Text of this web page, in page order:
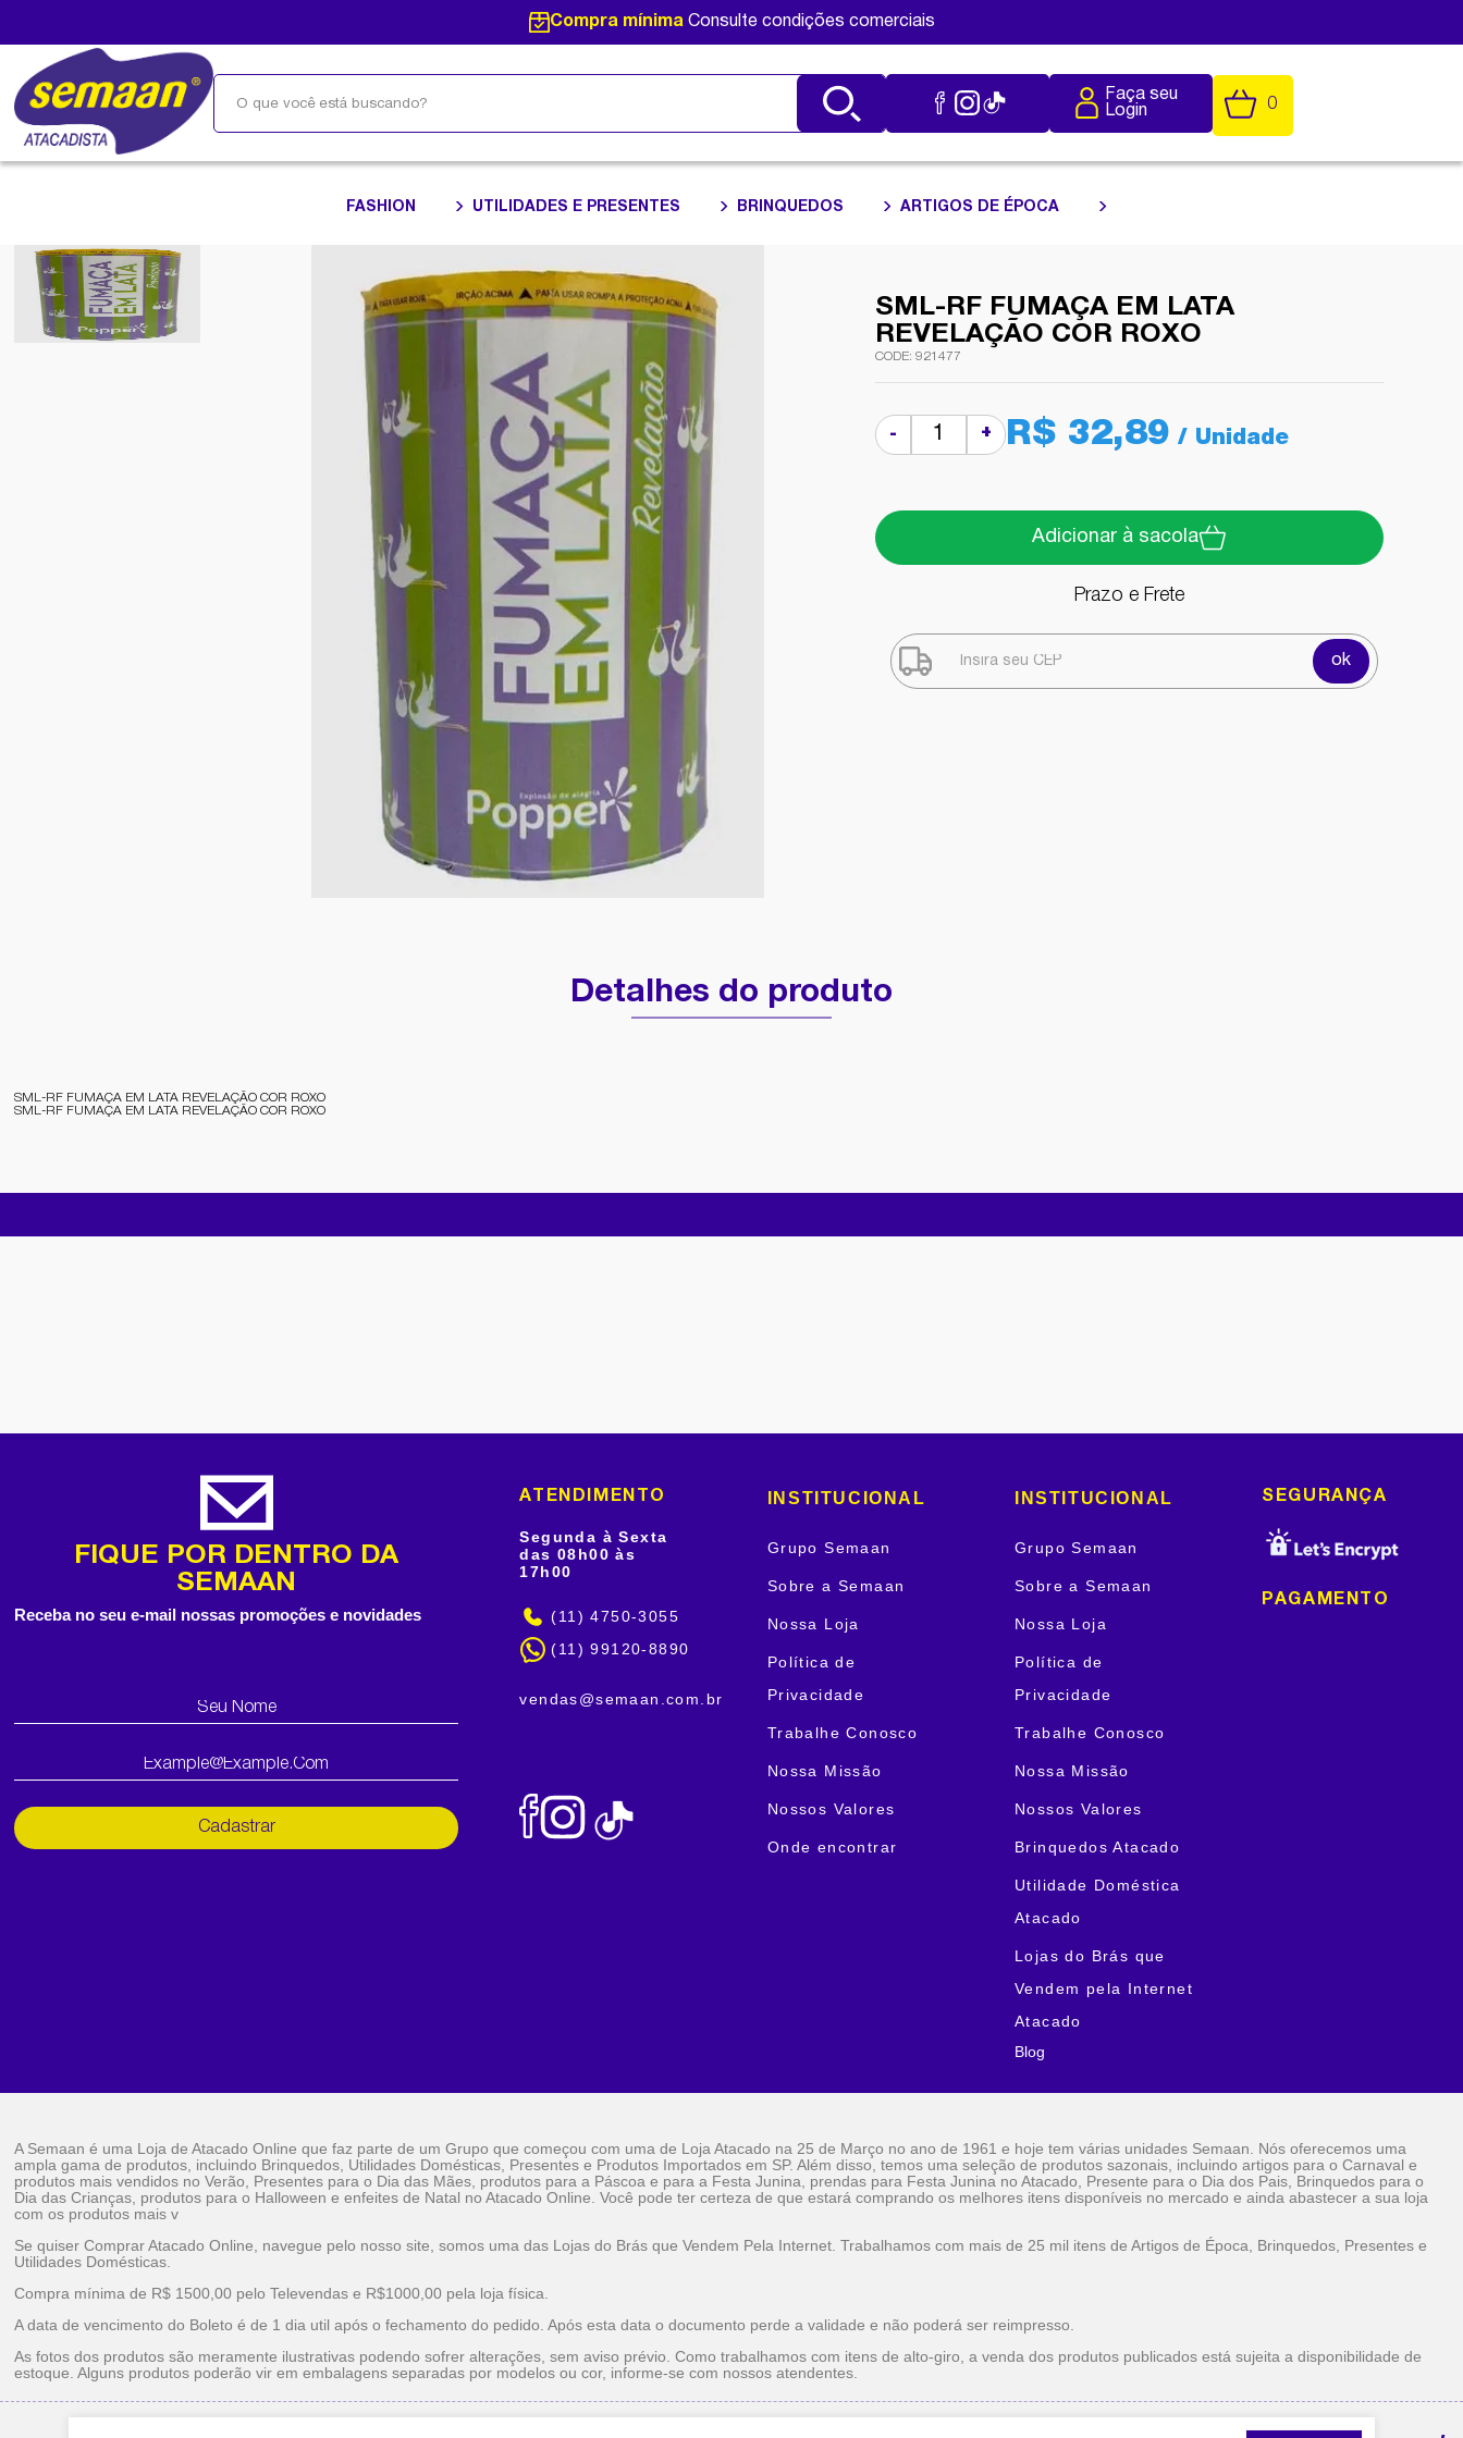
Compra mínimaConsulte condições comerciais
Faça seu
Login
0
FASHION UTILIDADES E PRESENTES BRINQUEDOS ARTIGOS DE ÉPOCA
SML-RF FUMAÇA EM LATA
REVELAÇÃO COR ROXO
921477
- + R$ 32,89
Adicionar à sacola
Prazo e Frete
ok
Detalhes do produto
SML-RF FUMAÇA EM LATA REVELAÇÃO COR ROXO
SML-RF FUMAÇA EM LATA REVELAÇÃO COR ROXO
FIQUE POR DENTRO DA
SEMAAN
Receba no seu e-mail nossas promoções e novidades
Cadastrar
ATENDIMENTO
Segunda à Sexta
das 08h00 às
17h00
(11) 4750-3055
(11) 99120-8890
vendas@semaan.com.br
INSTITUCIONAL
Grupo Semaan
Sobre a Semaan
Nossa Loja
Política de
Privacidade
Trabalhe Conosco
Nossa Missão
Nossos Valores
Onde encontrar
INSTITUCIONAL
Grupo Semaan
Sobre a Semaan
Nossa Loja
Política de
Privacidade
Trabalhe Conosco
Nossa Missão
Nossos Valores
Brinquedos Atacado
Utilidade Doméstica
Atacado
Lojas do Brás que
Vendem pela Internet
Atacado
Blog
SEGURANÇA
PAGAMENTO
A Semaan é uma Loja de Atacado Online que faz parte de um Grupo que começou com uma de Loja Atacado na 25 de Março no ano de 1961 e hoje tem várias unidades Semaan. Nós oferecemos uma
ampla gama de produtos, incluindo Brinquedos, Utilidades Domésticas, Presentes e Produtos Importados em SP. Além disso, temos uma seleção de produtos sazonais, incluindo artigos para o Carnaval e
produtos mais vendidos no Verão, Presentes para o Dia das Mães, produtos para a Páscoa e para a Festa Junina, prendas para Festa Junina no Atacado, Presente para o Dia dos Pais, Brinquedos para o
Dia das Crianças, produtos para o Halloween e enfeites de Natal no Atacado Online. Você pode ter certeza de que estará comprando os melhores itens disponíveis no mercado e ainda abastecer a sua loja
com os produtos mais v
Se quiser Comprar Atacado Online, navegue pelo nosso site, somos uma das Lojas do Brás que Vendem Pela Internet. Trabalhamos com mais de 25 mil itens de Artigos de Época, Brinquedos, Presentes e
Utilidades Domésticas.
Compra mínima de R$ 1500,00 pelo Televendas e R$1000,00 pela loja física.
A data de vencimento do Boleto é de 1 dia util após o fechamento do pedido. Após esta data o documento perde a validade e não poderá ser reimpresso.
As fotos dos produtos são meramente ilustrativas podendo sofrer alterações, sem aviso prévio. Como trabalhamos com itens de alto-giro, a venda dos produtos publicados está sujeita a disponibilidade de
estoque. Alguns produtos poderão vir em embalagens separadas por modelos ou cor, informe-se com nossos atendentes.